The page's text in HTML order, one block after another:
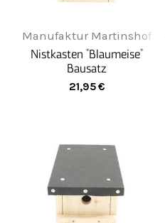
Manufaktur Martinshof
Nistkasten "Blaumeise"
Bausatz
21,95€